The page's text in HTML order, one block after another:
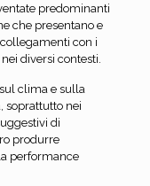
predominanti
che presentano e
con i
diversi contesti.
clima e sulla
soprattutto nei
di
produrre
performance